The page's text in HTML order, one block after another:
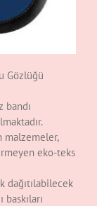
Gözlüğü
bandı
malzemeler,
eko-teks
dağıtılabilecek